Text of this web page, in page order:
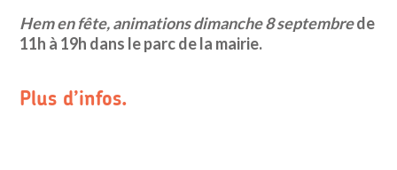
Hem en fête, animations dimanche 8 septembrede
11h à 19h dans le parc de la mairie.
Plus d’infos.